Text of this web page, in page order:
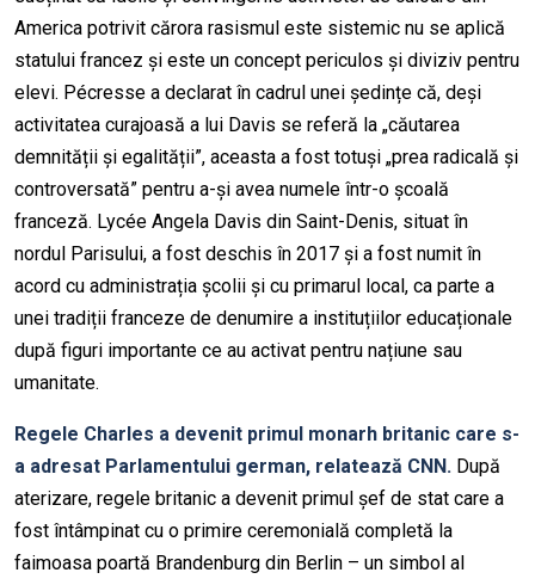
America potrivit cărora rasismul este sistemic nu se aplică
statului francez și este un concept periculos și diviziv pentru
elevi. Pécresse a declarat în cadrul unei ședințe că, deși
activitatea curajoasă a lui Davis se referă la „căutarea
demnității și egalității”, aceasta a fost totuși „prea radicală și
controversată” pentru a-și avea numele într-o școală
franceză. Lycée Angela Davis din Saint-Denis, situat în
nordul Parisului, a fost deschis în 2017 și a fost numit în
acord cu administrația școlii și cu primarul local, ca parte a
unei tradiții franceze de denumire a instituțiilor educaționale
după figuri importante ce au activat pentru națiune sau
umanitate.
Regele Charles a devenit primul monarh britanic care s-
a adresat Parlamentului german, relatează CNN. După
aterizare, regele britanic a devenit primul șef de stat care a
fost întâmpinat cu o primire ceremonială completă la
faimoasa poartă Brandenburg din Berlin – un simbol al